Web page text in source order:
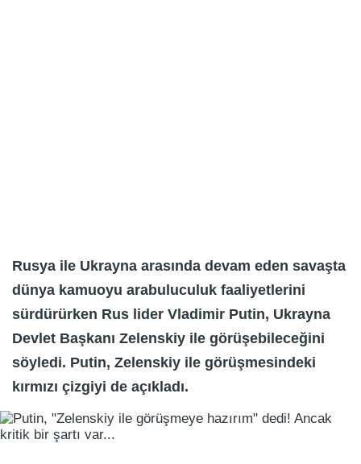
Rusya ile Ukrayna arasında devam eden savaşta
dünya kamuoyu arabuluculuk faaliyetlerini
sürdürürken Rus lider Vladimir Putin, Ukrayna
Devlet Başkanı Zelenskiy ile görüşebileceğini
söyledi. Putin, Zelenskiy ile görüşmesindeki
kırmızı çizgiyi de açıkladı.